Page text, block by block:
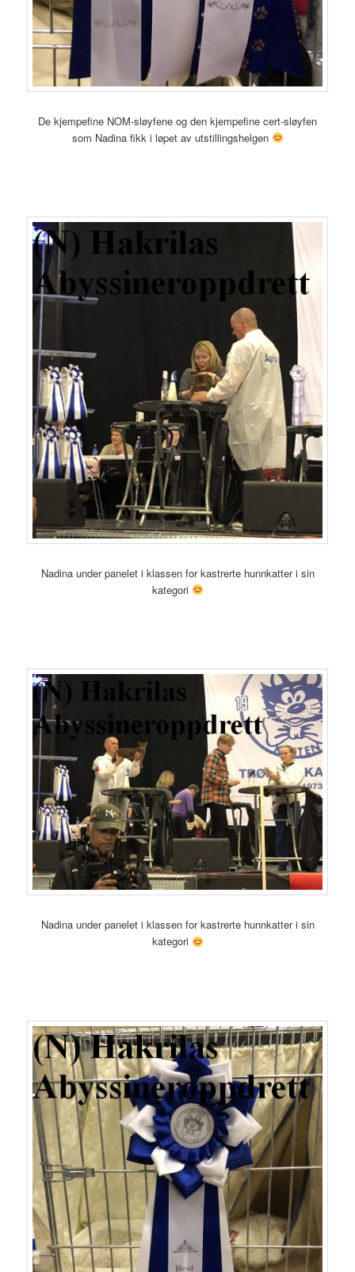
De kjempefine NOM-sløyfene og den kjempefine cert-sløyfen
som Nadina fikk i løpet av utstillingshelgen
Nadina under panelet i klassen for kastrerte hunnkatter i sin
kategori
Nadina under panelet i klassen for kastrerte hunnkatter i sin
kategori